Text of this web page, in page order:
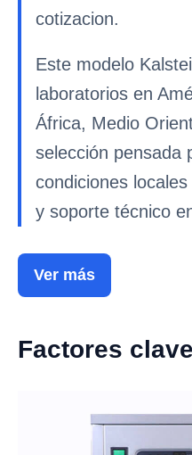
cotizacion.
Este modelo
laboratorios en
África, Medio
selección pensada
condiciones
y soporte técnico
Ver más
Factores